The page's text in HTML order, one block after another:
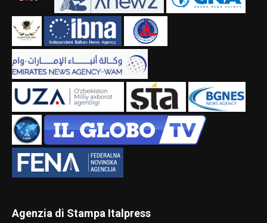
Agenzia di Stampa Italpress